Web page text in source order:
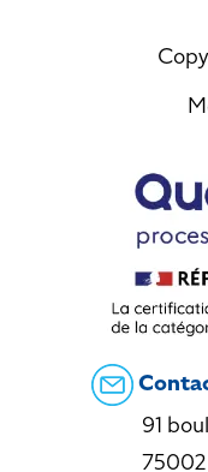
91
75002